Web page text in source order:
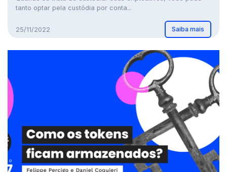
tanto optar pela custódia por conta...
25/11/2022 Saiba mais